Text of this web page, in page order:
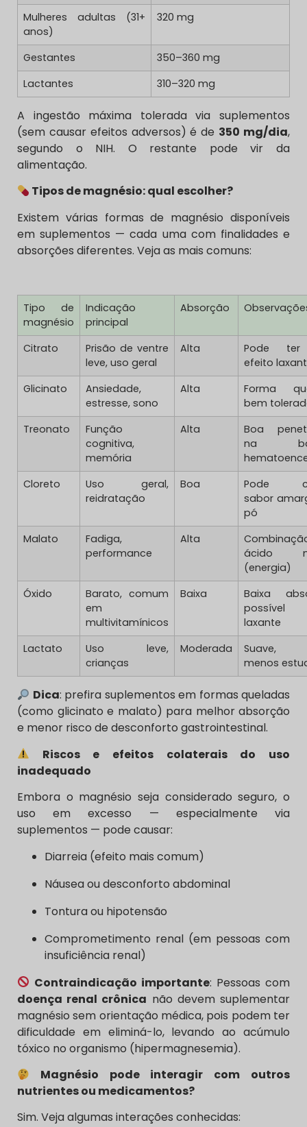
Mulheres adultas (31+
anos)
320 mg
Gestantes
350–360 mg
Lactantes
310–320 mg
A ingestão máxima tolerada via suplementos
(sem causar efeitos adversos) é de 350 mg/dia,
segundo o NIH. O restante pode vir da
alimentação.
Tipos de magnésio: qual escolher?
Existem várias formas de magnésio disponíveis
em suplementos — cada uma com finalidades e
absorções diferentes. Veja as mais comuns:
Tipo de
magnésio
Indicação
principal
Absorção
Citrato
Prisão de ventre
leve, uso geral
Alta
Pode ter
efeito
Glicinato
Ansiedade,
estresse, sono
Alta
Forma
bem
Treonato
Função
cognitiva,
memória
Alta
Boa
na
Cloreto
Uso geral,
reidratação
Boa
Pode
sabor
pó
Malato
Fadiga,
performance
Alta
ácido
(energia)
Óxido
Barato, comum
em
multivitamínicos
Baixa
Baixa
possível
laxante
Lactato
Uso leve,
crianças
Moderada
Suave,
menos
Dica: prefira suplementos em formas queladas
(como glicinato e malato) para melhor absorção
e menor risco de desconforto gastrointestinal.
Riscos e efeitos colaterais do uso
inadequado
Embora o magnésio seja considerado seguro, o
uso em excesso — especialmente via
suplementos — pode causar:
Diarreia (efeito mais comum)
Náusea ou desconforto abdominal
Tontura ou hipotensão
Comprometimento renal (em pessoas com
insuficiência renal)
Contraindicação importante: Pessoas com
doença renal crônica não devem suplementar
magnésio sem orientação médica, pois podem ter
dificuldade em eliminá-lo, levando ao acúmulo
tóxico no organismo (hipermagnesemia).
Magnésio pode interagir com outros
nutrientes ou medicamentos?
Sim. Veja algumas interações conhecidas: